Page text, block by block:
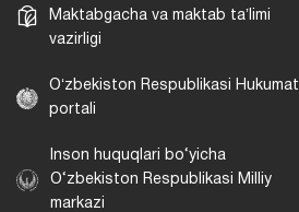
Maktabgacha va maktab taʼlimi
vazirligi
Oʻzbekiston Respublikasi Hukumat
portali
Inson huquqlari bo‘yicha
O‘zbekiston Respublikasi Milliy
markazi